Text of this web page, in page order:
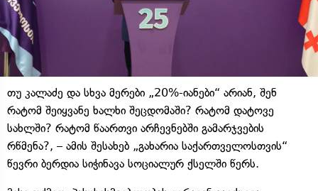
თუ კალაძე და სხვა მერები „20%-იანები“ არიან, შენ
რატომ შეიყვანე ხალხი შეცდომაში? რატომ დატოვე
სახლში? რატომ წაართვი არჩევნებში გამარჯვების
რწმენა?, – ამის შესახებ „გახარია საქართველოსთვის“
წევრი ბერდია სიჭინავა სოციალურ ქსელში წერს.